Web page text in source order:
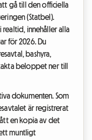
gå till den officiella
(Statbel).
innehåller alla
för 2026. Du
bashyra,
beloppet ner till
dokumenten. Som
är registrerat
en kopia av det
muntligt